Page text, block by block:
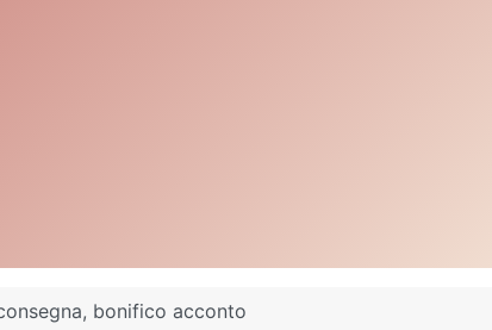
bonifico acconto